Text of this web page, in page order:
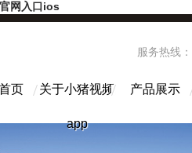
网入口ios
服务热线：
页 关于小猪视频
app
产品展示